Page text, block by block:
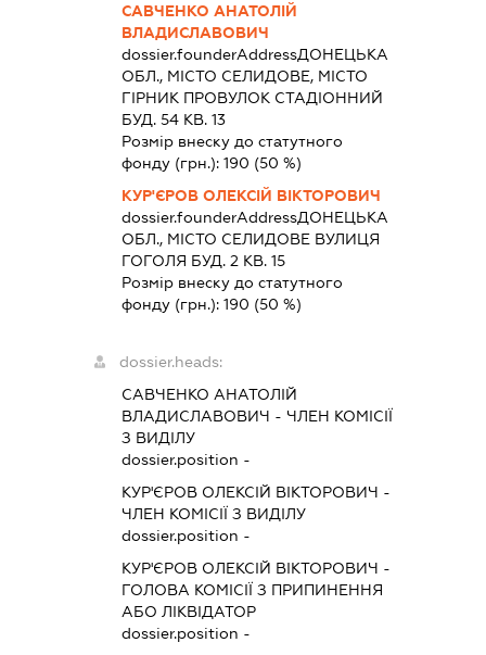
САВЧЕНКО АНАТОЛІЙ
ВЛАДИСЛАВОВИЧ
dossier.founderAddressДОНЕЦЬКА
ОБЛ., МІСТО СЕЛИДОВЕ, МІСТО
ГІРНИК ПРОВУЛОК СТАДІОННИЙ
БУД. 54 КВ. 13
Розмір внеску до статутного
фонду (грн.): 190 (50 %)
КУР'ЄРОВ ОЛЕКСІЙ ВІКТОРОВИЧ
dossier.founderAddressДОНЕЦЬКА
ОБЛ., МІСТО СЕЛИДОВЕ ВУЛИЦЯ
ГОГОЛЯ БУД. 2 КВ. 15
Розмір внеску до статутного
фонду (грн.): 190 (50 %)
dossier.heads:
САВЧЕНКО АНАТОЛІЙ
ВЛАДИСЛАВОВИЧ - ЧЛЕН КОМІСІЇ
З ВИДІЛУ
dossier.position -
КУР'ЄРОВ ОЛЕКСІЙ ВІКТОРОВИЧ -
ЧЛЕН КОМІСІЇ З ВИДІЛУ
dossier.position -
КУР'ЄРОВ ОЛЕКСІЙ ВІКТОРОВИЧ -
ГОЛОВА КОМІСІЇ З ПРИПИНЕННЯ
АБО ЛІКВІДАТОР
dossier.position -